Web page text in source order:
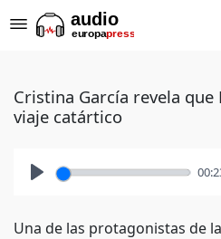
Cristina García revela que
viaje catártico
Una de las protagonistas de